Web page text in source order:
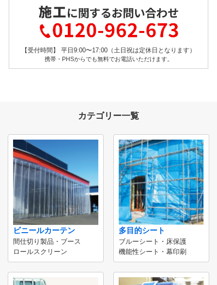
【受付時間】 平日9:00〜17:00（土日祝は定休日となります）
携帯・PHSからでも無料でお電話いただけます。
カテゴリー一覧
ビニールカーテン
間仕切り製品・ブース
ロールスクリーン
多目的シート
ブルーシート・床保護
機能性シート・幕印刷